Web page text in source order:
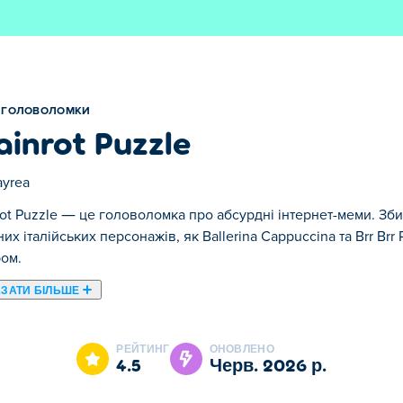
ГОЛОВОЛОМКИ
Puzzle
Puzzle — це головоломка про абсурдні інтернет-меми.
італійських персонажів, як Ballerina Cappuccina та Brr
БІЛЬШЕ
з картинками, де ваша мета – розгадувати незвичайні
Сахур, Бомбардиро Крокодило та інших. Чи зможете ви
РЕЙТИНГ
4.5
ОНОВЛЕНО
черв. 2026 р.